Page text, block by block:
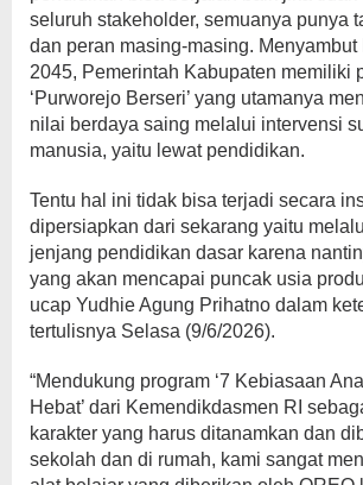
seluruh stakeholder, semuanya punya
dan peran masing-masing.
2045, Pemerintah Kabupaten memiliki
‘Purworejo Berseri’ yang utamanya
nilai berdaya saing melalui intervensi
manusia, yaitu lewat pendidikan.
Tentu hal ini tidak bisa terjadi secara
dipersiapkan dari sekarang yaitu
jenjang pendidikan dasar karena
yang akan mencapai puncak usia
ucap Yudhie Agung Prihatno dalam
tertulisnya Selasa (9/6/2026).
“Mendukung program ‘7 Kebiasaan
Hebat’ dari Kemendikdasmen RI
karakter yang harus ditanamkan dan
sekolah dan di rumah, kami sangat